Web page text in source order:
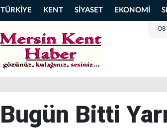
TÜRKİYE KENT SİYASET EKONOMİ
08
Bugün Bitti